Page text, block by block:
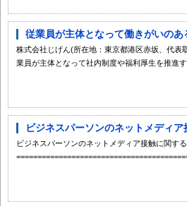
従業員が主体となって働きがいの
株式会社じげん(所在地：東京都港区赤坂、代
業員が主体となって社内制度や福利厚生を推進
ビジネスパーソンのネットメディ
ビジネスパーソンのネットメディア接触に関